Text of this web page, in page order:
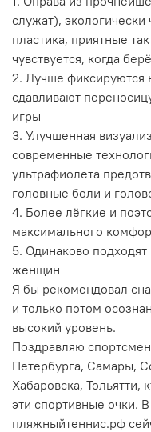
служат), экологически
пластика, приятные
чувствуется, когда
2. Лучше фиксируются
сдавливают
игры
3. Улучшенная
современные
ультрафиолета
головные боли и
4. Более лёгкие и
максимального
5. Одинаково
женщин
Я бы рекомендовал
и только потом
высокий уровень.
Поздравляю
Петербурга, Самары,
Хабаровска, Тольятти,
эти спортивные очки.
пляжныйтеннис.рф